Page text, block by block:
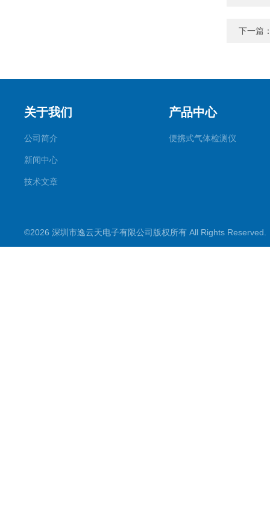
下一篇
关于我们
公司简介
新闻中心
技术文章
产品中心
便携式气体检测仪
©2026 深圳市逸云天电子有限公司版权所有 All Rights